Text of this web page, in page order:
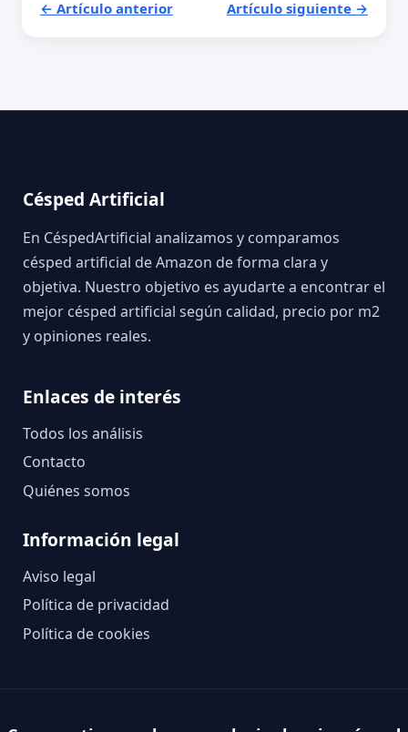
← Artículo anterior Artículo siguiente →
Césped Artificial
En CéspedArtificial analizamos y comparamos
césped artificial de Amazon de forma clara y
objetiva. Nuestro objetivo es ayudarte a encontrar el
mejor césped artificial según calidad, precio por m2
y opiniones reales.
Enlaces de interés
Todos los análisis
Contacto
Quiénes somos
Información legal
Aviso legal
Política de privacidad
Política de cookies